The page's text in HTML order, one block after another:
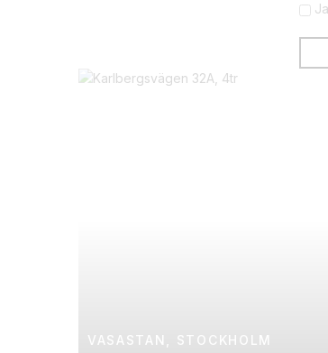
VASASTAN, STOCKHOLM